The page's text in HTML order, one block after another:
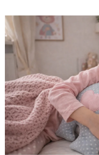
je
5,0
z
hvězdiček.